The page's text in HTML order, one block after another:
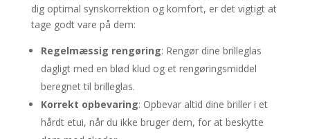
dig optimal synskorrektion og komfort, er det vigtigt at
tage godt vare på dem:
Regelmæssig rengøring: Rengør dine brilleglas
dagligt med en blød klud og et rengøringsmiddel
beregnet til brilleglas.
Korrekt opbevaring: Opbevar altid dine briller i et
hårdt etui, når du ikke bruger dem, for at beskytte